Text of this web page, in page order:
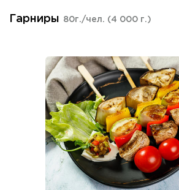
Гарниры 80г./чел. (4 000 г.)